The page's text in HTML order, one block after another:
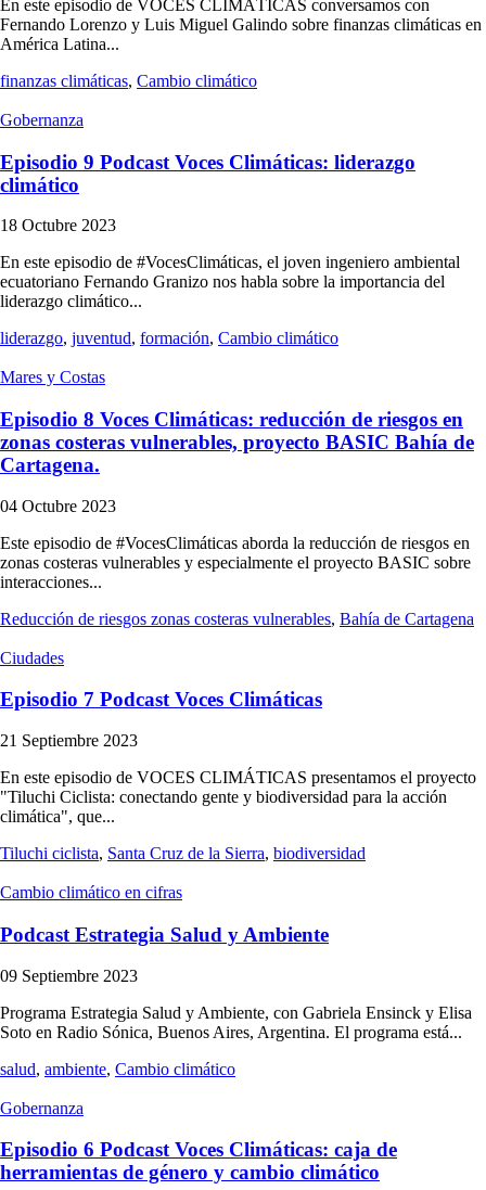
En este episodio de VOCES CLIMÁTICAS conversamos con
Fernando Lorenzo y Luis Miguel Galindo sobre finanzas climáticas en
América Latina...
finanzas climáticas, Cambio climático
Gobernanza
Episodio 9 Podcast Voces Climáticas: liderazgo
climático
18 Octubre 2023
En este episodio de #VocesClimáticas, el joven ingeniero ambiental
ecuatoriano Fernando Granizo nos habla sobre la importancia del
liderazgo climático...
liderazgo, juventud, formación, Cambio climático
Mares y Costas
Episodio 8 Voces Climáticas: reducción de riesgos en
zonas costeras vulnerables, proyecto BASIC Bahía de
Cartagena.
04 Octubre 2023
Este episodio de #VocesClimáticas aborda la reducción de riesgos en
zonas costeras vulnerables y especialmente el proyecto BASIC sobre
interacciones...
Reducción de riesgos zonas costeras vulnerables, Bahía de Cartagena
Ciudades
Episodio 7 Podcast Voces Climáticas
21 Septiembre 2023
En este episodio de VOCES CLIMÁTICAS presentamos el proyecto
"Tiluchi Ciclista: conectando gente y biodiversidad para la acción
climática", que...
Tiluchi ciclista, Santa Cruz de la Sierra, biodiversidad
Cambio climático en cifras
Podcast Estrategia Salud y Ambiente
09 Septiembre 2023
Programa Estrategia Salud y Ambiente, con Gabriela Ensinck y Elisa
Soto en Radio Sónica, Buenos Aires, Argentina. El programa está...
salud, ambiente, Cambio climático
Gobernanza
Episodio 6 Podcast Voces Climáticas: caja de
herramientas de género y cambio climático